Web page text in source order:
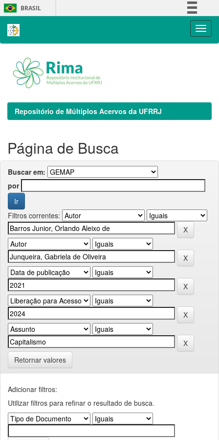
Skip
navigation
BRASIL
Repositório de Múltiplos Acervos da UFRRJ
Página de Busca
Buscar em:
por
Filtros correntes:
Retornar valores
Adicionar filtros:
Utilizar filtros para refinar o resultado de busca.